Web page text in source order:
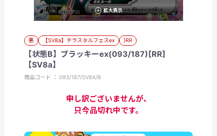
拡大表示
悪 【SV8a】テラスタルフェスex }RR
【状態B】ブラッキーex(093/187)[RR]
【SV8a】
商品コード ： 093/187/SV8A/B
申し訳ございませんが、
只今品切れ中です。